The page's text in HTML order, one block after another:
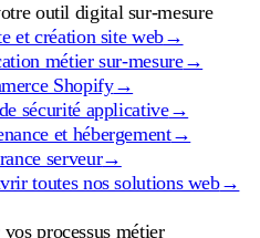
outil digital sur-mesure
et création site web→
métier sur-mesure→
Shopify→
sécurité applicative→
et hébergement→
serveur→
toutes nos solutions web→
processus métier